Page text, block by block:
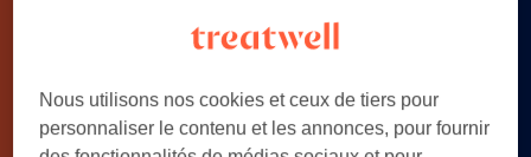
Nous utilisons nos cookies et ceux de tiers pour
personnaliser le contenu et les annonces, pour fournir